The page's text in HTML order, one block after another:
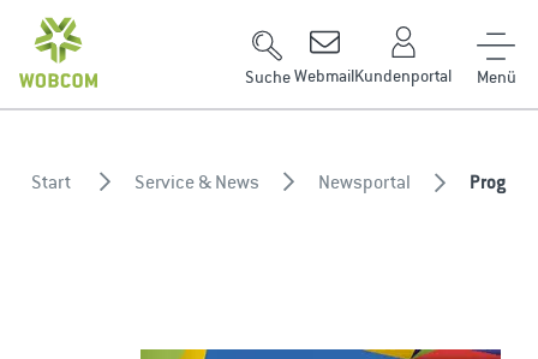
Zum Inhalt springen
SucheWebmailKundenportal
Start Service & News Newsportal